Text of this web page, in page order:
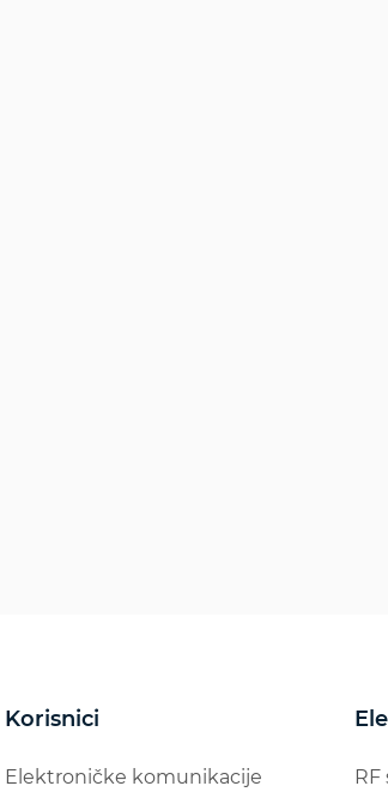
Korisnici
Elektroničke komunikacije
RF